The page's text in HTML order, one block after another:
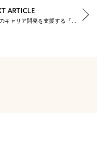
ARTICLE